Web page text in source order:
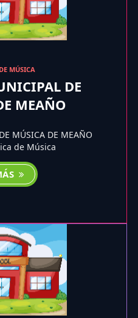
MÚSICA
DE
MEAÑO
MÚSICA DE MEAÑO
de Música